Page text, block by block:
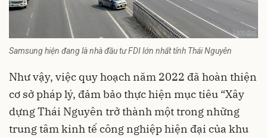
Samsung hiện đang là nhà đầu tư FDI lớn nhất tỉnh Thái Nguyên
Như vậy, việc quy hoạch năm 2022 đã hoàn thiện
cơ sở pháp lý, đảm bảo thực hiện mục tiêu “Xây
dựng Thái Nguyên trở thành một trong những
trung tâm kinh tế công nghiệp hiện đại của khu